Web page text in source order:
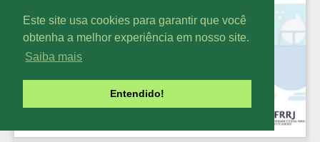
Este site usa cookies para garantir que você
obtenha a melhor experiência em nosso site.
Saiba mais
Entendido!